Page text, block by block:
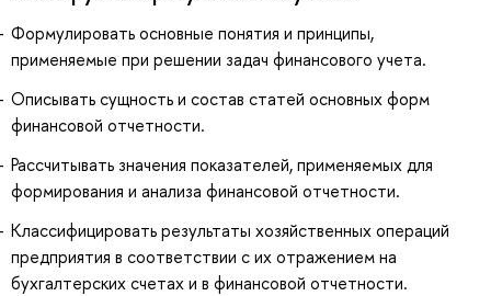
Формулировать основные понятия и принципы,
применяемые при решении задач финансового учета.
Описывать сущность и состав статей основных форм
финансовой отчетности.
Рассчитывать значения показателей, применяемых для
формирования и анализа финансовой отчетности.
Классифицировать результаты хозяйственных операций
предприятия в соответствии с их отражением на
бухгалтерских счетах и в финансовой отчетности.